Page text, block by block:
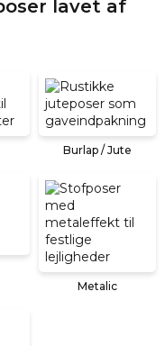
lavet af
Burlap / Jute
Metalic